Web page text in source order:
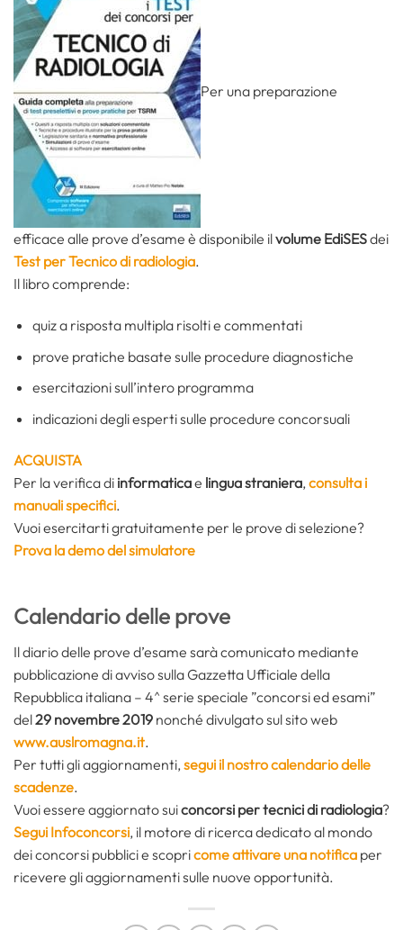
Per una preparazione
efficace alle prove d’esame è disponibile ilvolume EdiSESdei
Test per Tecnico di radiologia.
Il libro comprende:
quiz a risposta multipla risolti e commentati
prove pratiche basate sulle procedure diagnostiche
esercitazioni sull’intero programma
indicazioni degli esperti sulle procedure concorsuali
ACQUISTA
Per la verifica di informaticae lingua straniera, consulta i
manuali specifici.
Vuoi esercitarti gratuitamente per le prove di selezione?
Prova la demo del simulatore
Calendario delle prove
Il diario delle prove d’esame sarà comunicato mediante
pubblicazione di avviso sulla Gazzetta Ufficiale della
Repubblica italiana – 4^ serie speciale ”concorsi ed esami”
del29 novembre 2019 nonché divulgato sul sito web
www.auslromagna.it.
Per tutti gli aggiornamenti,segui il nostro calendario delle
scadenze.
Vuoi essere aggiornato suiconcorsi per tecnici di radiologia?
Segui Infoconcorsi, il motore di ricerca dedicato al mondo
dei concorsi pubblici e scopricome attivare una notifica per
ricevere gli aggiornamenti sulle nuove opportunità.